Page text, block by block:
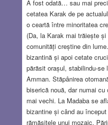
A fost odată… sau mai
cetatea Karak de pe
o ceartă între minoritatea
(Da, la Karak mai trăiește
comunități creștine din
bizantină și apoi cetate
părăsit orașul, stabilindu-se
Amman. Stăpânirea
biserică nouă, dar numai
mai vechi. La Madaba se
bizantine și când au
rămășițele unui mozaic.